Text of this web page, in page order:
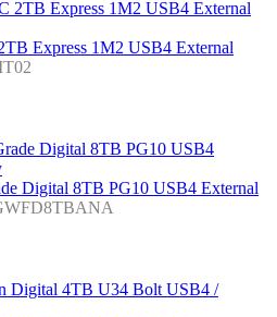
Express 1M2 USB4 External
Digital 8TB PG10 USB4 External